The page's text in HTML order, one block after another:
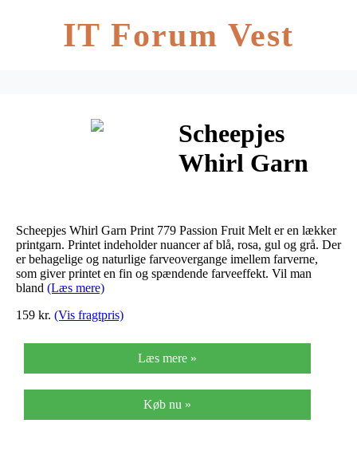
IT Forum Vest
Scheepjes
Whirl Garn
Passion Fruit
Melt
Scheepjes Whirl Garn Print 779 Passion Fruit Melt er en lækker
printgarn. Printet indeholder nuancer af blå, rosa, gul og grå. Der
er behagelige og naturlige farveovergange imellem farverne,
som giver printet en fin og spændende farveeffekt. Vil man
bland (Læs mere)
159 kr. (Vis fragtpris)
Læs mere »
Køb nu »